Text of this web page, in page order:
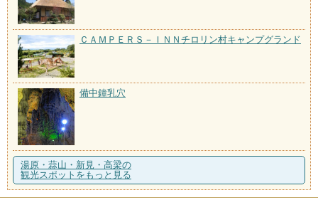
ＣＡＭＰＥＲＳ－ＩＮＮチロリン村キャンプグランド
備中鐘乳穴
湯原・蒜山・新見・高梁の
観光スポットをもっと見る